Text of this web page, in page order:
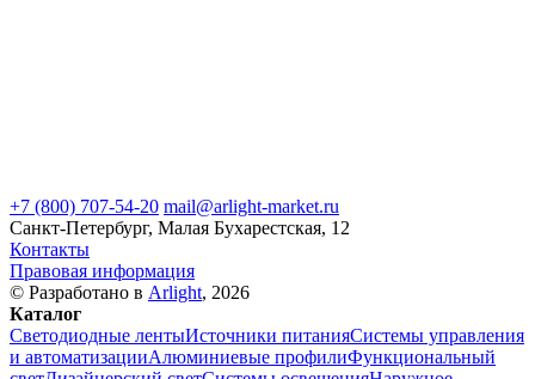
+7 (800) 707-54-20 mail@arlight-market.ru
Санкт-Петербург, Малая Бухарестская, 12
Контакты
Правовая информация
© Разработано в Arlight, 2026
Каталог
Светодиодные лентыИсточники питанияСистемы управления
и автоматизацииАлюминиевые профилиФункциональный